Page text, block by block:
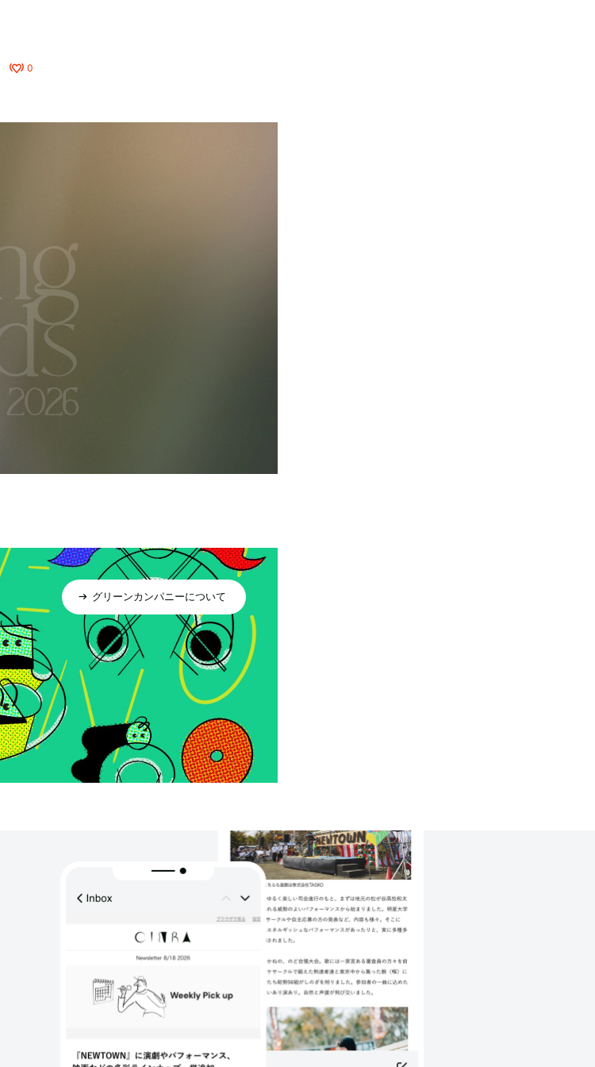
0
グリーンカンパニーについて